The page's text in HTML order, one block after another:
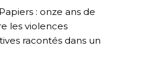
: onze ans de
les violences
racontés dans un